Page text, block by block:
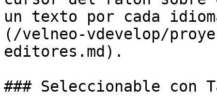
un texto por cada
(/velneo-vdevelop/
editores.md).
### Seleccionable con